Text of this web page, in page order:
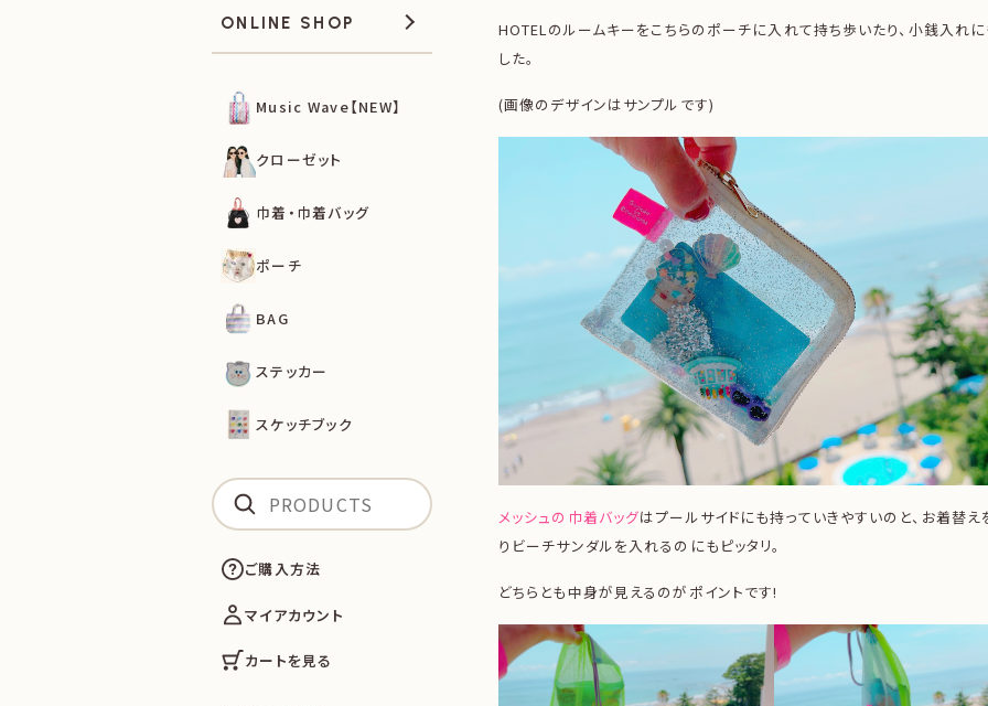
HOTELのルームキーをこちらのポーチに入れて持ち歩いたり、小銭入れ
した。
(画像のデザインはサンプルです)
メッシュの巾着バッグはプールサイドにも持っていきやすいのと、お着替
りビーチサンダルを入れるのにもピッタリ。
どちらとも中身が見えるのがポイントです!
ONLINE SHOP
Music Wave【NEW】
クローゼット
巾着・巾着バッグ
ポーチ
BAG
ステッカー
スケッチブック
ご購入方法
マイアカウント
カートを見る